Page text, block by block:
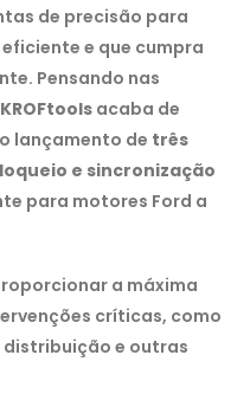
de precisão para
e que cumpra
Pensando nas
KROFtools acaba de
lançamento de três
e sincronização
para motores Ford a
a máxima
críticas, como
e outras